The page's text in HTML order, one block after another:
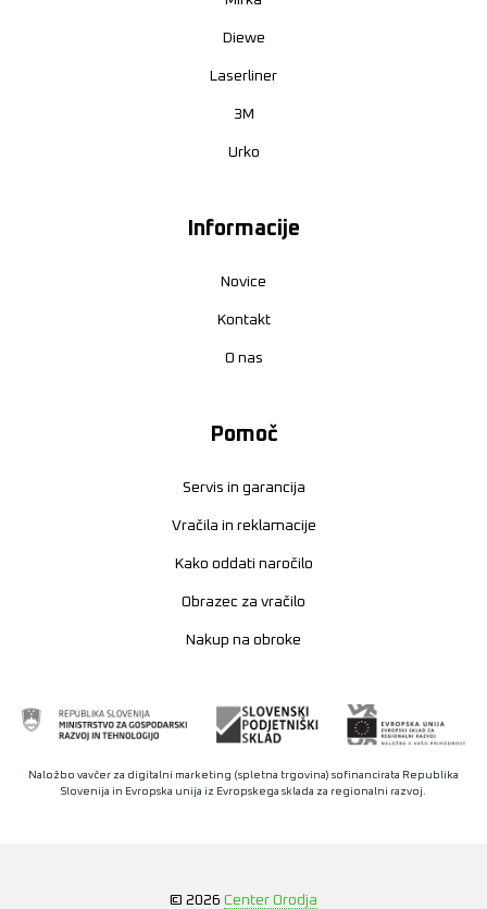
Diewe
Laserliner
3M
Urko
Informacije
Novice
Kontakt
O nas
Pomoč
Servis in garancija
Vračila in reklamacije
Kako oddati naročilo
Obrazec za vračilo
Nakup na obroke
Naložbo vavčer za digitalni marketing (spletna trgovina) sofinancirata Republika
Slovenija in Evropska unija iz Evropskega sklada za regionalni razvoj.
© 2026 Center Orodja